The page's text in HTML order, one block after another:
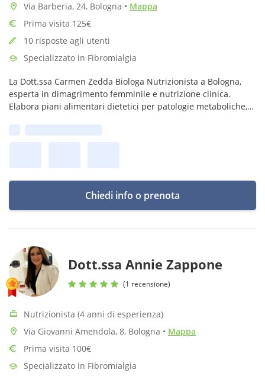
Via Barberia, 24, Bologna • Mappa
Prima visita 125€
10 risposte agli utenti
Specializzato in Fibromialgia
La Dott.ssa Carmen Zedda Biologa Nutrizionista a Bologna,
esperta in dimagrimento femminile e nutrizione clinica.
Elabora piani alimentari dietetici per patologie metaboliche,
Chiedi info o prenota
Dott.ssa Annie Zappone
(1 recensione)
Nutrizionista (4 anni di esperienza)
Via Giovanni Amendola, 8, Bologna • Mappa
Prima visita 100€
Specializzato in Fibromialgia